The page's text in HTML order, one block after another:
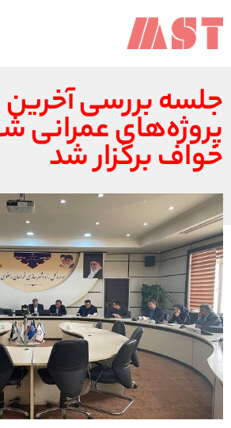
جلسه بررسی
پروژه‌های عمرانی
خواف برگزار شد